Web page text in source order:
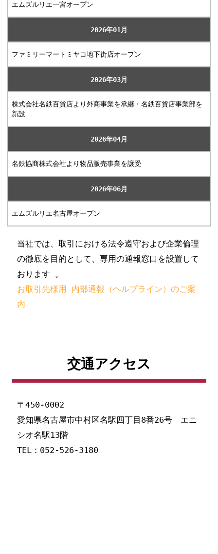
エムズルリエ一宮オープン
2026年01月
ファミリーマートミヤコ地下街店オープン
2026年03月
株式会社名鉄百貨店より外商事業を承継・名鉄百貨店事業部を
新設
2026年04月
名鉄協商株式会社より物品販売事業を譲受
2026年06月
エムズルリエ名古屋オープン
当社では、取引における法令遵守および企業倫理
の徹底を目的として、専用の通報窓口を設置して
おります 。
お取引先様用 内部通報（ヘルプライン）のご案
内
交通アクセス
〒450-0002
愛知県名古屋市中村区名駅四丁目8番26号 エニ
シオ名駅13階
TEL：052-526-3180